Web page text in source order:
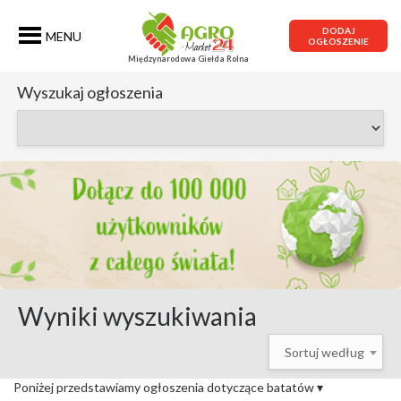
MENU
Międzynarodowa Giełda Rolna
DODAJ
OGŁOSZENIE
Wyszukaj ogłoszenia
Wyniki wyszukiwania
Sortuj według
Poniżej przedstawiamy ogłoszenia dotyczące batatów▾